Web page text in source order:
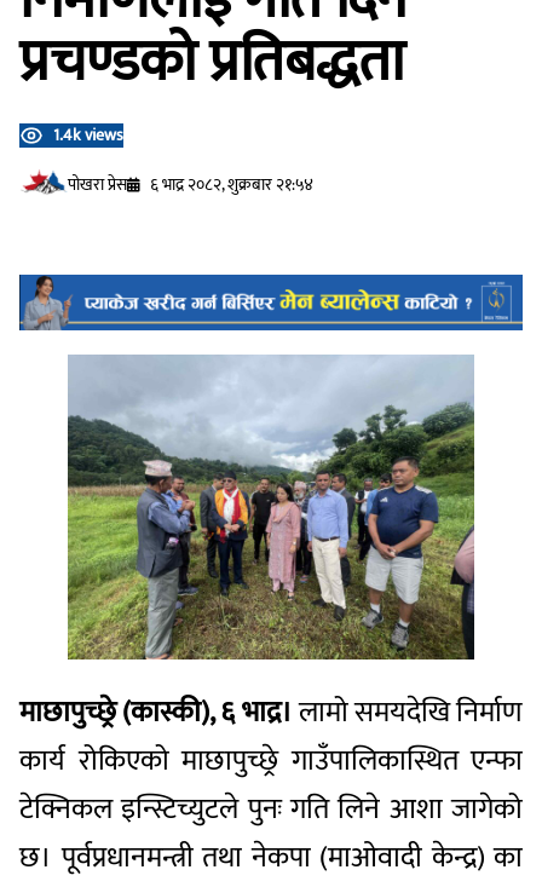
प्रचण्डको प्रतिबद्धता
1.4k views
प‍ोखरा प्रेस
६ भाद्र २०८२, शुक्रबार २१:५४
माछापुच्छ्रे (कास्की), ६ भाद्र।लामो समयदेखि निर्माण
कार्य रोकिएको माछापुच्छ्रे गाउँपालिकास्थित एन्फा
टेक्निकल इन्स्टिच्युटले पुनः गति लिने आशा जागेको
छ। पूर्वप्रधानमन्त्री तथा नेकपा (माओवादी केन्द्र) का